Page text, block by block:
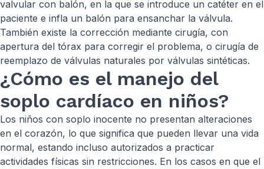
valvular con balón, en la que se introduce un catéter en el
paciente e infla un balón para ensanchar la válvula.
También existe la corrección mediante cirugía, con
apertura del tórax para corregir el problema, o cirugía de
reemplazo de válvulas naturales por válvulas sintéticas.
¿Cómo es el manejo del
soplo cardíaco en niños?
Los niños con soplo inocente no presentan alteraciones
en el corazón, lo que significa que pueden llevar una vida
normal, estando incluso autorizados a practicar
actividades físicas sin restricciones. En los casos en que el